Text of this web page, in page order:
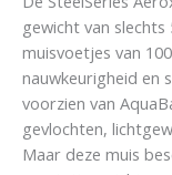
gewicht van
muisvoetjes van
nauwkeurigheid en
voorzien van
gevlochten,
Maar deze muis